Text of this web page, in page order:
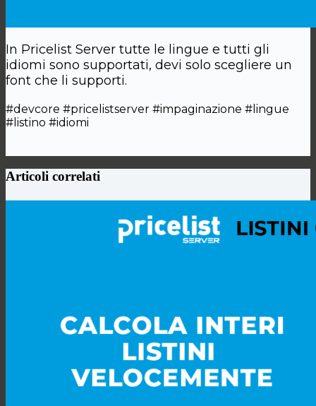
In Pricelist Server tutte le lingue e tutti gli
idiomi sono supportati, devi solo scegliere un
font che li supporti.
#devcore #pricelistserver #impaginazione #lingue
#listino #idiomi
Articoli correlati